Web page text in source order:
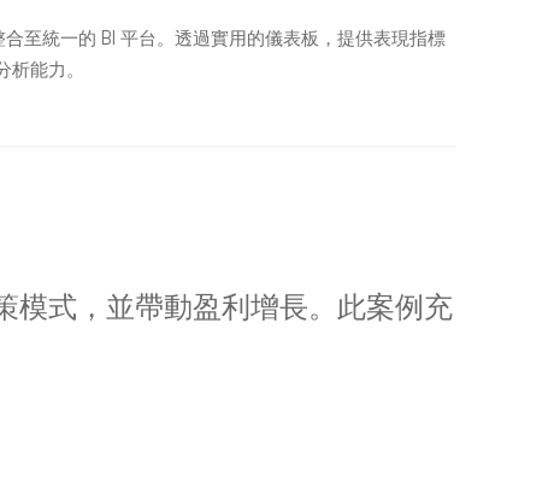
至統一的 BI 平台。透過實用的儀表板，提供表現指標
能力。
模式，並帶動盈利增長。此案例充